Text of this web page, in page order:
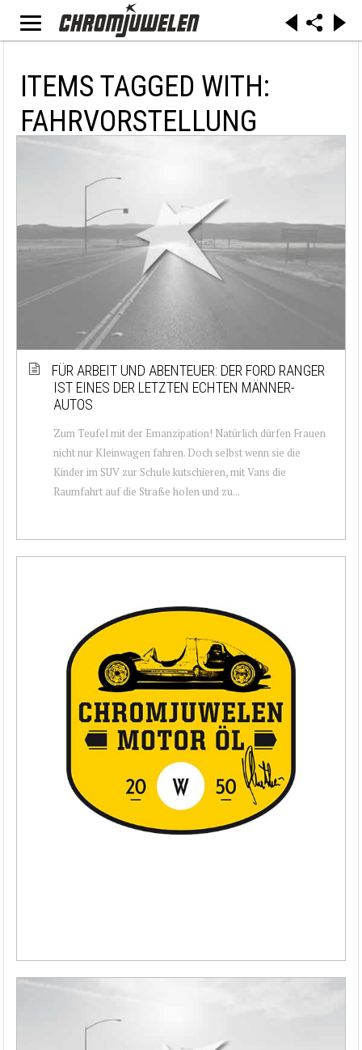
ITEMS TAGGED WITH:
FAHRVORSTELLUNG
FÜR ARBEIT UND ABENTEUER: DER FORD RANGER
IST EINES DER LETZTEN ECHTEN MÄNNER-
AUTOS
Zum Teufel mit der Emanzipation! Natürlich dürfen Frauen
nicht nur Kleinwagen fahren. Doch selbst wenn sie die
Kinder im SUV zur Schule kutschieren, mit Vans die
Raumfahrt auf die Straße holen und zu...